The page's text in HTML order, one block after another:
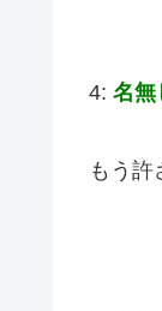
4: 名無
もう許